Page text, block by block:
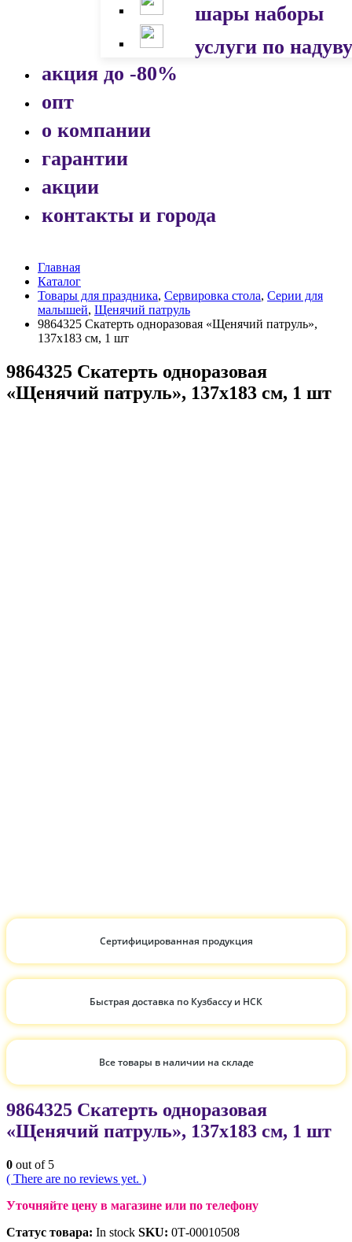
шары наборы
услуги по надуву
акция до -80%
опт
о компании
гарантии
акции
контакты и города
Главная
Каталог
Товары для праздника, Сервировка стола, Серии для
малышей, Щенячий патруль
9864325 Скатерть одноразовая «Щенячий патруль»,
137х183 см, 1 шт
9864325 Скатерть одноразовая
«Щенячий патруль», 137х183 см, 1 шт
Сертифицированная продукция
Быстрая доставка по Кузбассу и НСК
Все товары в наличии на складе
9864325 Скатерть одноразовая
«Щенячий патруль», 137х183 см, 1 шт
0 out of 5
( There are no reviews yet. )
Уточняйте цену в магазине или по телефону
Статус товара: In stock SKU: 0Т-00010508